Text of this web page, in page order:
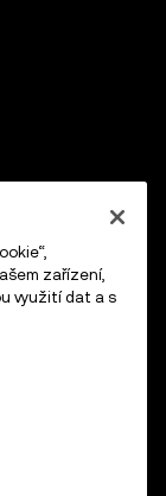
zařízení,
využití dat a s